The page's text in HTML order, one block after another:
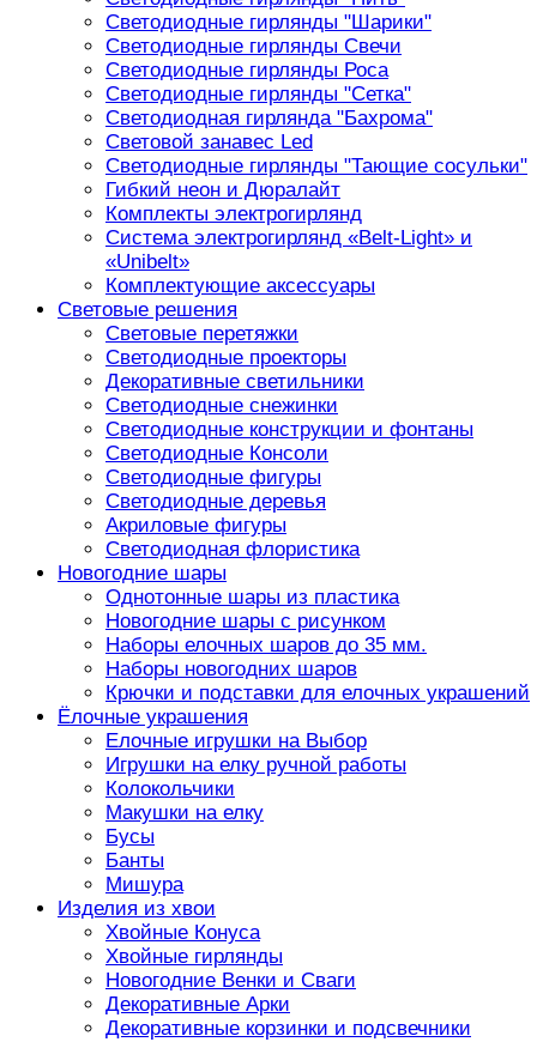
Светодиодные гирлянды "Шарики"
Светодиодные гирлянды Свечи
Светодиодные гирлянды Роса
Светодиодные гирлянды "Сетка"
Светодиодная гирлянда "Бахрома"
Световой занавес Led
Светодиодные гирлянды "Тающие сосульки"
Гибкий неон и Дюралайт
Комплекты электрогирлянд
Система электрогирлянд «Belt-Light» и
«Unibelt»
Комплектующие аксессуары
Световые решения
Световые перетяжки
Светодиодные проекторы
Декоративные светильники
Светодиодные снежинки
Светодиодные конструкции и фонтаны
Светодиодные Консоли
Светодиодные фигуры
Светодиодные деревья
Акриловые фигуры
Светодиодная флористика
Новогодние шары
Однотонные шары из пластика
Новогодние шары с рисунком
Наборы елочных шаров до 35 мм.
Наборы новогодних шаров
Крючки и подставки для елочных украшений
Ёлочные украшения
Елочные игрушки на Выбор
Игрушки на елку ручной работы
Колокольчики
Макушки на елку
Бусы
Банты
Мишура
Изделия из хвои
Хвойные Конуса
Хвойные гирлянды
Новогодние Венки и Сваги
Декоративные Арки
Декоративные корзинки и подсвечники